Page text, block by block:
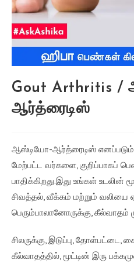
Gout Arthritis /
ஆர்த்ரைடிஸ்
ஆஸ்டியோ-ஆர்த்ரைடிஸ் எனப்படும்
மேற்பட்ட வர்களை, குறிப்பாகப்
பாதிக்கிறது.இது உங்கள் உடலின்
சிவத்தல், வீக்கம் மற்றும் வலியை
பெரும்பாலானோருக்கு, கீல்வாதம்
சிலருக்கு, இடுப்பு, தோள்பட்டை,
கீல்வாதத்தில், மூட்டின் இரு